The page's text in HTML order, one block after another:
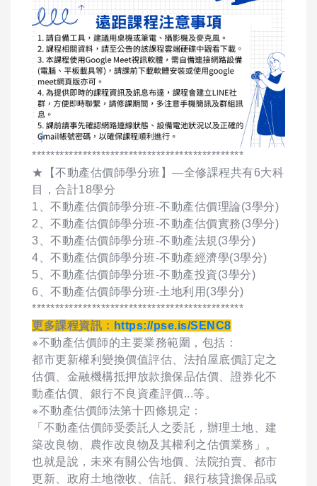
**********************************************
★【不動產估價師學分班】—全修課程共有6大科
目，合計18學分
1、不動產估價師學分班-不動產估價理論(3學分)
2、不動產估價師學分班-不動產估價實務(3學分)
3、不動產估價師學分班-不動產法規(3學分)
4、不動產估價師學分班-不動產經濟學(3學分)
5、不動產估價師學分班-不動產投資(3學分)
6、不動產估價師學分班-土地利用(3學分)
**********************************************
更多課程資訊： https://pse.is/SENC8
※不動產估價師的主要業務範圍，包括：
都市更新權利變換價值評估、法拍屋底價訂定之
估價、金融機構抵押放款擔保品估價、證券化不
動產估價、銀行不良資產評價...等。
※不動產估價師法第十四條規定：
「不動產估價師受委託人之委託，辦理土地、建
築改良物、農作改良物及其權利之估價業務」。
也就是說，未來有關公告地價、法院拍賣、都市
更新、政府土地徵收、信託、銀行核貸擔保品或